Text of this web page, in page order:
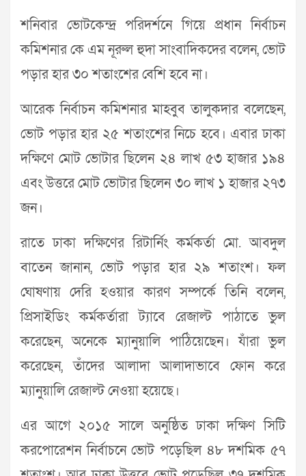
শনিবার ভোটকেন্দ্র পরিদর্শনে গিয়ে প্রধান নির্বাচন
কমিশনার কে এম নূরুল হুদা সাংবাদিকদের বলেন, ভোট
পড়ার হার ৩০ শতাংশের বেশি হবে না।
আরেক নির্বাচন কমিশনার মাহবুব তালুকদার বলেছেন,
ভোট পড়ার হার ২৫ শতাংশের নিচে হবে। এবার ঢাকা
দক্ষিণে মোট ভোটার ছিলেন ২৪ লাখ ৫৩ হাজার ১৯৪
এবং উত্তরে মোট ভোটার ছিলেন ৩০ লাখ ১ হাজার ২৭৩
জন।
রাতে ঢাকা দক্ষিণের রিটার্নিং কর্মকর্তা মো. আবদুল
বাতেন জানান, ভোট পড়ার হার ২৯ শতাংশ। ফল
ঘোষণায় দেরি হওয়ার কারণ সম্পর্কে তিনি বলেন,
প্রিসাইডিং কর্মকর্তারা ট্যাবে রেজাল্ট পাঠাতে ভুল
করেছেন, অনেকে ম্যানুয়ালি পাঠিয়েছেন। যাঁরা ভুল
করেছেন, তাঁদের আলাদা আলাদাভাবে ফোন করে
ম্যানুয়ালি রেজাল্ট নেওয়া হয়েছে।
এর আগে ২০১৫ সালে অনুষ্ঠিত ঢাকা দক্ষিণ সিটি
করপোরেশন নির্বাচনে ভোট পড়েছিল ৪৮ দশমিক ৫৭